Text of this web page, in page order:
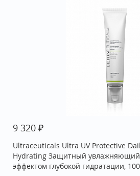
9 320 ₽
Ultraceuticals Ultra UV Protective
Hydrating Защитный увлажняющий
эффектом глубокой гидратации,